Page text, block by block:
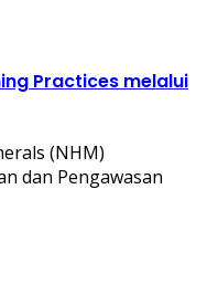
Practices melalui
(NHM)
dan Pengawasan